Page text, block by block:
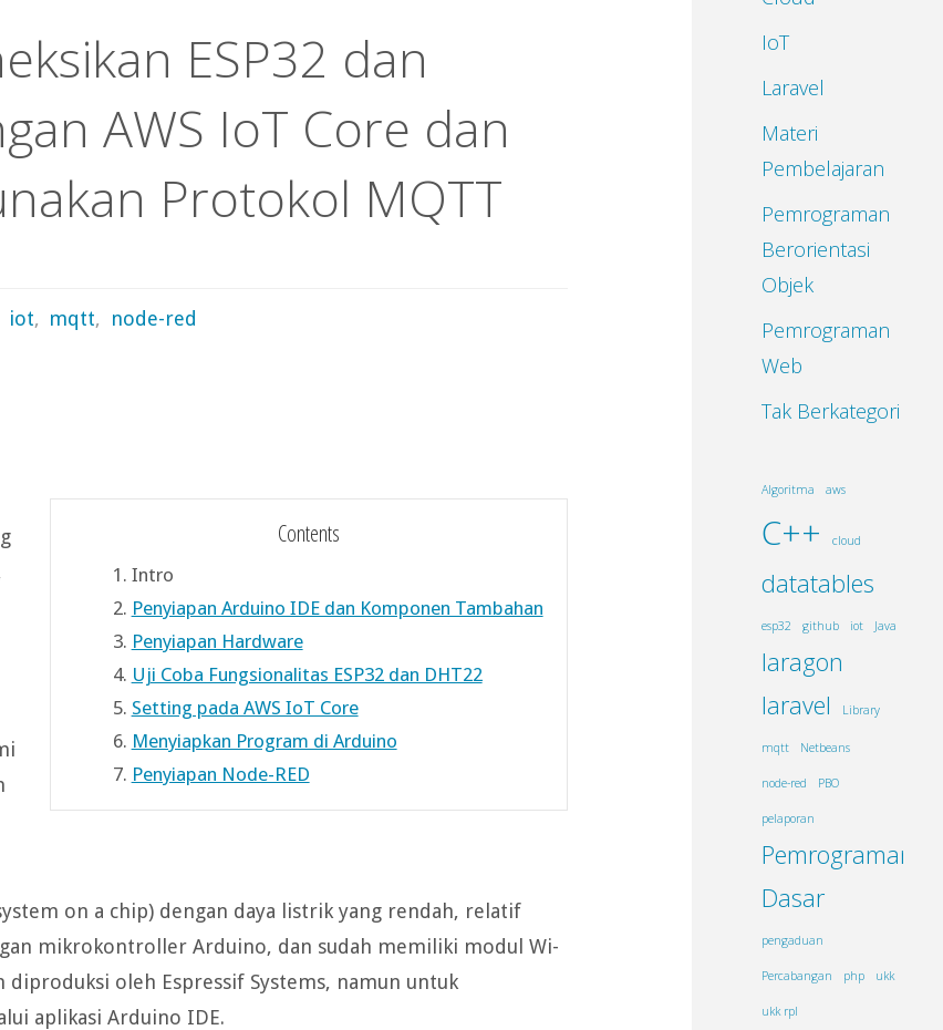
ESP32 dan
AWS IoT Core dan
Protokol MQTT
iot, mqtt, node-red
Contents
1. Intro
2. Penyiapan Arduino IDE dan Komponen Tambahan
3. Penyiapan Hardware
4. Uji Coba Fungsionalitas ESP32 dan DHT22
5. Setting pada AWS IoT Core
6. Menyiapkan Program di Arduino
7. Penyiapan Node-RED
on a chip) dengan daya listrik yang rendah, relatif
mikrokontroller Arduino, dan sudah memiliki modul Wi-
diproduksi oleh Espressif Systems, namun untuk
aplikasi Arduino IDE.
IoT
Laravel
Materi
Pembelajaran
Pemrograman
Berorientasi
Objek
Pemrograman
Web
Tak Berkategori
Algoritma aws
C++ cloud
datatables
esp32 github iot Java
laragon
laravel
Library
mqtt Netbeans
node-red PBO
pelaporan
Pemrograman
Dasar
pengaduan
Percabangan php ukk
ukk rpl